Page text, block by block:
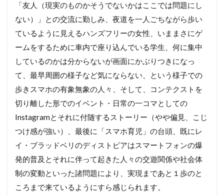
「友人（現実のものかそうでないかはここでは問題にし
ない）」との交流に勤しみ、夜道を一人ごちながら歩い
ているように見えるハンズフリーの女性、いままさにゲ
ームをするために車内で座り込んでいる学生、何に集中
しているのかは分からないが画面にかぶりつきになっ
て、最早周囲の様子など気にならない、という様子での
歩きスマホの有象無象の人々、そして、コンテクストを
切り離した形でのイベント・日常の一コマとしての
Instagramとそれに付随するストーリー（やや偏見、こじ
つけ感が強い）、最後に「スマホ育児」の台頭、既にレ
イ・ブラッドベリのディストピアはスマートフォンの爆
発的普及とそれに伴って起きた人々の交遊関係や社会体
制の変動といった諸問題により、実現まであと１歩のと
ころまで来ているようにすら感じられます。